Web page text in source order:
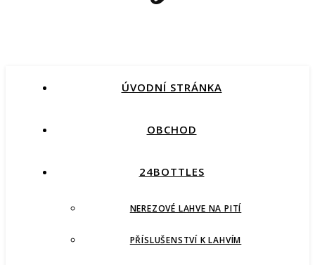
ÚVODNÍ STRÁNKA
OBCHOD
24BOTTLES
NEREZOVÉ LAHVE NA PITÍ
PŘÍSLUŠENSTVÍ K LAHVÍM